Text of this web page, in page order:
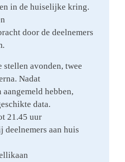
in de huiselijke kring.
door de deelnemers
avonden, twee
Nadat
hebben,
data.
21.45 uur
aan huis